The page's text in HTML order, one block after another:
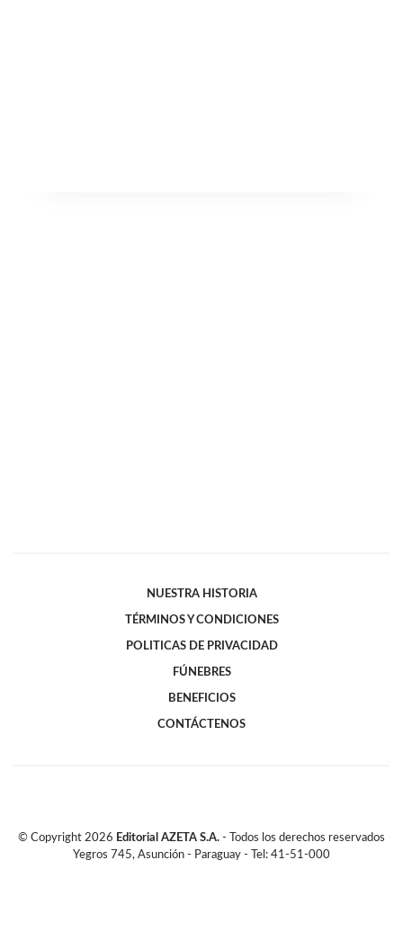
NUESTRA HISTORIA
TÉRMINOS Y CONDICIONES
POLITICAS DE PRIVACIDAD
FÚNEBRES
BENEFICIOS
CONTÁCTENOS
© Copyright 2026 Editorial AZETA S.A. - Todos los derechos reservados
Yegros 745, Asunción - Paraguay - Tel: 41-51-000